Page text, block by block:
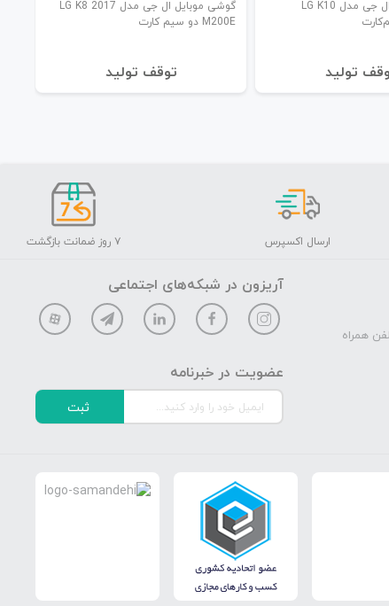
گوشی موبایل ال جی مدل LG K10
تولید
گوشی موبایل ال جی مدل LG K8 2017
M200E دو سیم‌ کارت
توقف تولید
ارسال اکسپرس ۷ روز ضمانت بازگشت
همراه
آریزون در شبکه‌های اجتماعی
عضویت در خبرنامه
ثبت